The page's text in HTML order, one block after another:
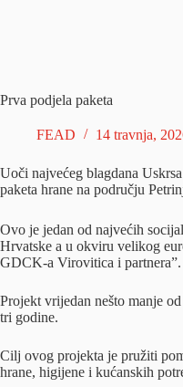
Prva podjela paketa
FEAD 14 travnja,
Uoči najvećeg blagdana
paketa hrane na području
Ovo je jedan od najvećih
Hrvatske a u okviru velikog
GDCK-a Virovitica i partnera”.
Projekt vrijedan nešto manje
tri godine.
Cilj ovog projekta je pružiti
hrane, higijene i kućanskih